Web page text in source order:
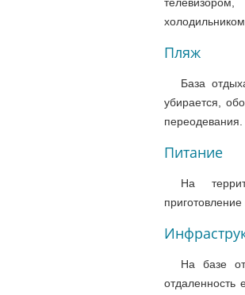
холодильником.
Пляж
База
убирается,
Питание
На
Набазе
отдаленность